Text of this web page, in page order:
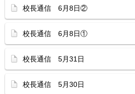
校長通信 6月8日②
校長通信 6月8日①
校長通信 5月31日
校長通信 5月30日